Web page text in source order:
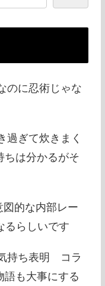
のに忍術じゃな
過ぎて炊きまく
は分かるがそ
図的な内部レー
るらしいです
持ち表明 コラ
語も大事にする